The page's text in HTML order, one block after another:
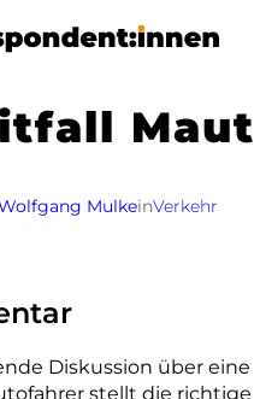
Maut
MulkeinVerkehr
Diskussion über eine
stellt die richtige